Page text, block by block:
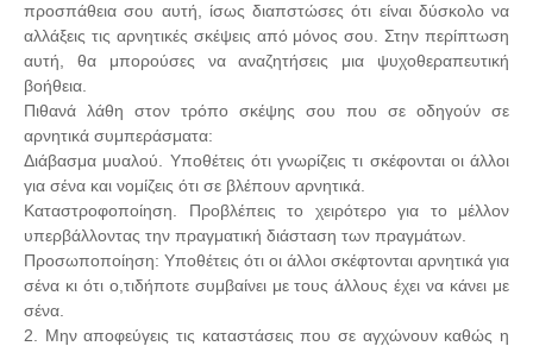
προσπάθεια σου αυτή, ίσως διαπστώσες ότι είναι δύσκολο να
αλλάξεις τις αρνητικές σκέψεις από μόνος σου. Στην περίπτωση
αυτή, θα μπορούσες να αναζητήσεις μια ψυχοθεραπευτική
βοήθεια.
Πιθανά λάθη στον τρόπο σκέψης σου που σε οδηγούν σε
αρνητικά συμπεράσματα:
Διάβασμα μυαλού. Υποθέτεις ότι γνωρίζεις τι σκέφονται οι άλλοι
για σένα και νομίζεις ότι σε βλέπουν αρνητικά.
Καταστροφοποίηση. Προβλέπεις το χειρότερο για το μέλλον
υπερβάλλοντας την πραγματική διάσταση των πραγμάτων.
Προσωποποίηση: Υποθέτεις ότι οι άλλοι σκέφτονται αρνητικά για
σένα κι ότι ο,τιδήποτε συμβαίνει με τους άλλους έχει να κάνει με
σένα.
2. Μην αποφεύγεις τις καταστάσεις που σε αγχώνουν καθώς η